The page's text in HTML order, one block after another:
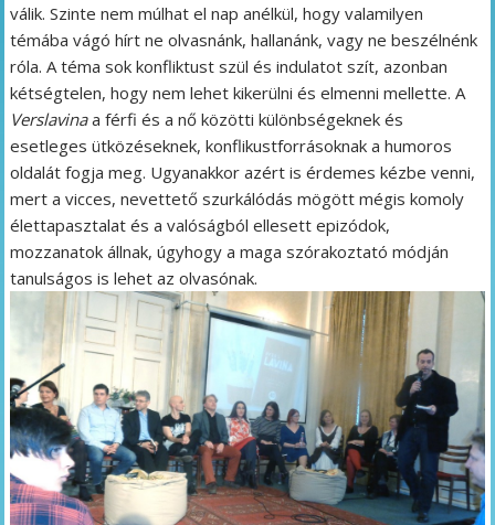
válik. Szinte nem múlhat el nap anélkül, hogy valamilyen
témába vágó hírt ne olvasnánk, hallanánk, vagy ne beszélnénk
róla. A téma sok konfliktust szül és indulatot szít, azonban
kétségtelen, hogy nem lehet kikerülni és elmenni mellette. A
Verslavinaa férfi és a nő közötti különbségeknek és
esetleges ütközéseknek, konflikustforrásoknak a humoros
oldalát fogja meg. Ugyanakkor azért is érdemes kézbe venni,
mert a vicces, nevettető szurkálódás mögött mégis komoly
élettapasztalat és a valóságból ellesett epizódok,
mozzanatok állnak, úgyhogy a maga szórakoztató módján
tanulságos is lehet az olvasónak.